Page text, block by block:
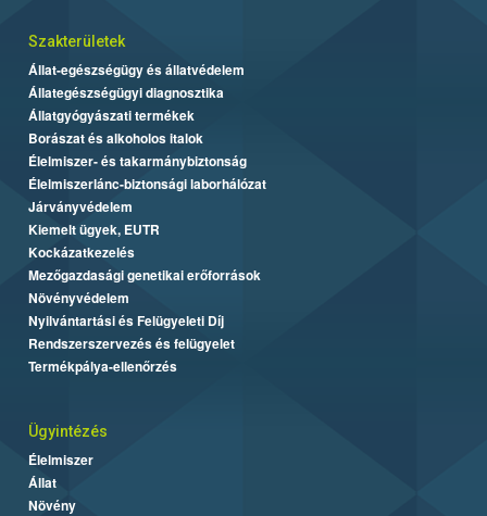
Szakterületek
Állat-egészségügy és állatvédelem
Állategészségügyi diagnosztika
Állatgyógyászati termékek
Borászat és alkoholos italok
Élelmiszer- és takarmánybiztonság
Élelmiszerlánc-biztonsági laborhálózat
Járványvédelem
Kiemelt ügyek, EUTR
Kockázatkezelés
Mezőgazdasági genetikai erőforrások
Növényvédelem
Nyilvántartási és Felügyeleti Díj
Rendszerszervezés és felügyelet
Termékpálya-ellenőrzés
Ügyintézés
Élelmiszer
Állat
Növény